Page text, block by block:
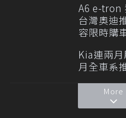
A6 e-tron
台灣奧迪
容限時購
Kia連兩
月全車系
More